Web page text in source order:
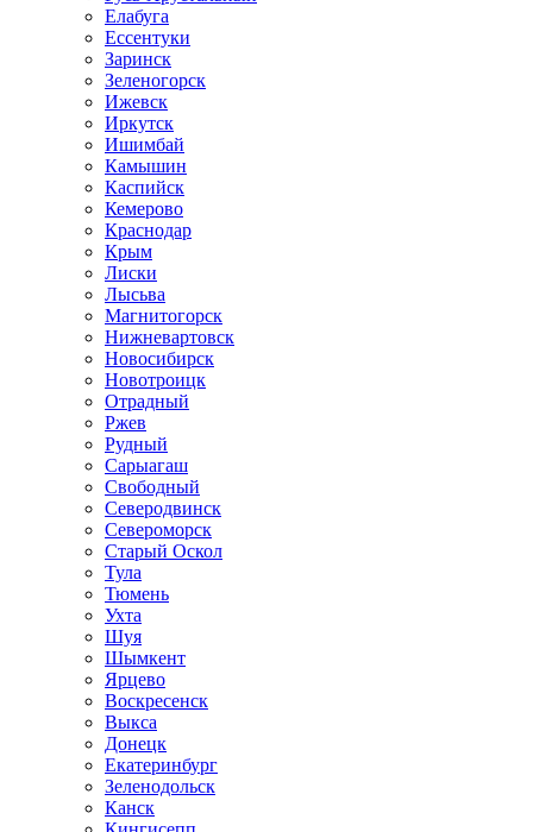
Елабуга
Ессентуки
Заринск
Зеленогорск
Ижевск
Иркутск
Ишимбай
Камышин
Каспийск
Кемерово
Краснодар
Крым
Лиски
Лысьва
Магнитогорск
Нижневартовск
Новосибирск
Новотроицк
Отрадный
Ржев
Рудный
Сарыагаш
Свободный
Северодвинск
Североморск
Старый Оскол
Тула
Тюмень
Ухта
Шуя
Шымкент
Ярцево
Воскресенск
Выкса
Донецк
Екатеринбург
Зеленодольск
Канск